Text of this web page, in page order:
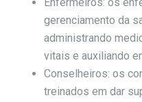
Enfermeiros: os
gerenciamento da
administrando
vitais e auxiliando
Conselheiros: os
treinados em dar